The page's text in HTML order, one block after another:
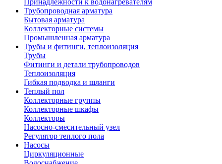
Принадлежности к водонагревателям
Трубопроводная арматура
Бытовая арматура
Коллекторные системы
Промышленная арматура
Трубы и фитинги, теплоизоляция
Трубы
Фитинги и детали трубопроводов
Теплоизоляция
Гибкая подводка и шланги
Теплый пол
Коллекторные группы
Коллекторные шкафы
Коллекторы
Насосно-смесительный узел
Регулятор теплого пола
Насосы
Циркуляционные